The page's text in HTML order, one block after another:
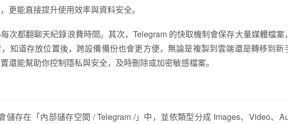
更能直接提升使用效率與資料安全。
次都翻聊天紀錄浪費時間。其次，Telegram 的快取機制會保存大量媒體檔案
知道存放位置後，跨設備備份也會更方便，無論是複製到雲端還是轉移到新
還能幫助你控制隱私與安全，及時刪除或加密敏感檔案。
儲存在「內部儲存空間 / Telegram /」中，並依類型分成 Images、Video、